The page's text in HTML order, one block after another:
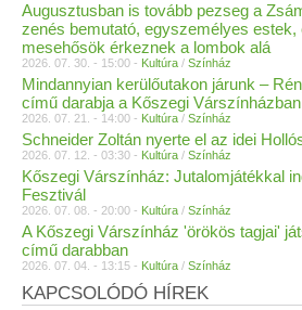
Augusztusban is tovább pezseg a
zenés bemutató, egyszemélyes
mesehősök érkeznek a lombok alá
2026. 07. 30. - 15:00 - Kultúra / Színház
Mindannyian kerülőutakon járunk –
című darabja a Kőszegi Várszínházban
2026. 07. 21. - 14:00 - Kultúra / Színház
Schneider Zoltán nyerte el az idei
2026. 07. 12. - 03:30 - Kultúra / Színház
Kőszegi Várszínház: Jutalomjátékkal
Fesztivál
2026. 07. 08. - 20:00 - Kultúra / Színház
A Kőszegi Várszínház 'örökös tagjai'
című darabban
2026. 07. 04. - 13:15 - Kultúra / Színház
KAPCSOLÓDÓ HÍREK